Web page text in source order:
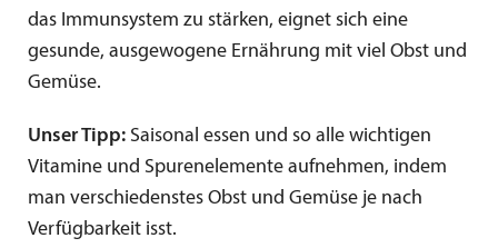
das Immunsystem zu stärken, eignet sich eine
gesunde, ausgewogene Ernährung mit viel Obst und
Gemüse.
Unser Tipp: Saisonal essen und so alle wichtigen
Vitamine und Spurenelemente aufnehmen, indem
man verschiedenstes Obst und Gemüse je nach
Verfügbarkeit isst.